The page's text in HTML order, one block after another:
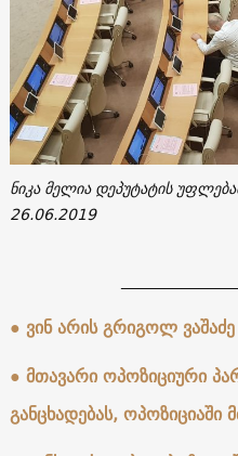
ნიკა მელია დეპუტატის
26.06.2019
● ვინ არის გრიგოლ ვაშაძე
● მთავარი ოპოზიციური
განცხადებას, ოპოზიციაში